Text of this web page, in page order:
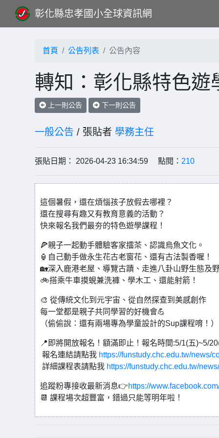
彰化縣忠孝國小全球資訊網
首頁 公告列表 公告內容
轉知：彰化縣特色
上一則公告 下一則公告
一般公告 / 張貼者 學務主任
張貼日期： 2026-04-23 16:34:59 點閱： 210
這個暑假，還在煩惱孩子放假去哪裡？
還在搜尋有趣又有教育意義的活動？
快來報名我們最夯的特色遊學課程！
🍕親子一起動手體驗客家擂茶、認識烏魚文化。
🏮自己動手做永生花古老窗花、還有古法製香喔！
🏡深入鹿港老屋、導覽古蹟、走進八卦山野生態及
🚲搭乘牛車摸蜆兼洗褲、學木工、還能射箭！
🎨 從傳統文化到元宇宙、從自然探查到美感創作
每一堂都是親子共同學習的好機會💪
（偷偷說：還有兩場專為學童設計的Sup課程唷！）
📍即將開放報名！額滿即止！報名時間:5/1(五)~5/
報名連結請點我 https://funstudy.chc.edu.tw/news/
詳細課程表請點我 https://funstudy.chc.edu.tw/
追蹤粉專接收最新消息👉https://
📆 課程場次超豐富，錯過只能等明年啦！